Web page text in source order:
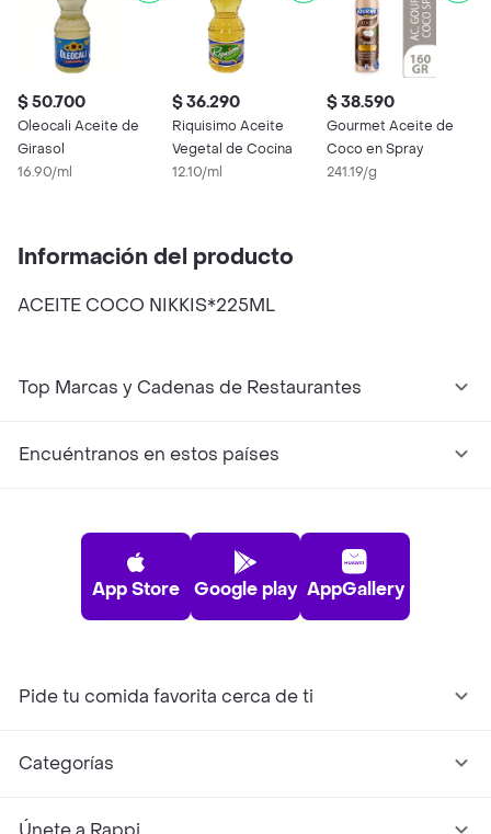
$ 50.700
Oleocali Aceite de
Girasol
16.90/ml
$ 36.290
Riquisimo Aceite
Vegetal de Cocina
12.10/ml
$ 38.590
Gourmet Aceite de
Coco en Spray
241.19/g
Información del producto
ACEITE COCO NIKKIS*225ML
Top Marcas y Cadenas de Restaurantes
Encuéntranos en estos países
App Store Google play AppGallery
Pide tu comida favorita cerca de ti
Categorías